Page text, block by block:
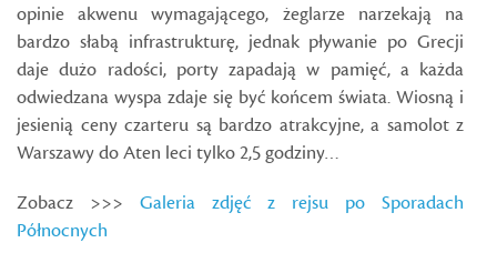
opinie akwenu wymagającego, żeglarze narzekają na
bardzo słabą infrastrukturę, jednak pływanie po Grecji
daje dużo radości, porty zapadają w pamięć, a każda
odwiedzana wyspa zdaje się być końcem świata. Wiosną i
jesienią ceny czarteru są bardzo atrakcyjne, a samolot z
Warszawy do Aten leci tylko 2,5 godziny…
Zobacz >>> Galeria zdjęć z rejsu po Sporadach
Północnych